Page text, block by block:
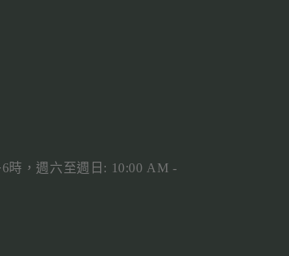
時，週六至週日: 10:00 AM -